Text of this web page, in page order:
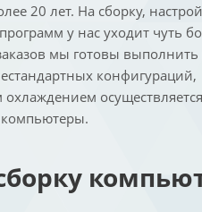
20 лет. На сборку,
у нас уходит чуть
мы готовы выполнить
конфигураций,
компьютеры.